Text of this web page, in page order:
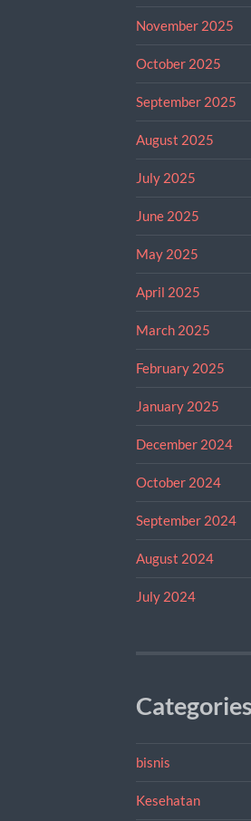
November 2025
October 2025
September 2025
August 2025
July 2025
June 2025
May 2025
April 2025
March 2025
February 2025
January 2025
December 2024
October 2024
September 2024
August 2024
July 2024
Categories
bisnis
Kesehatan